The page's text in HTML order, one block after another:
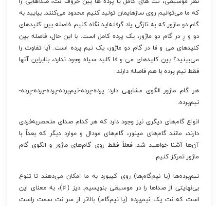
که ما می‌توانیم روی سازهایمان تولید کنیم محدود می‌کنند. بیایید به
گام دو ماژور که به تازگی یاد گرفته‌اید نگاه کنیم. فاصله بین کلیدهای
دو و رِ در گام دو ماژور، یک پرده کامل است. با این حال، فاصله بین
کلیدهای می و فا در گام دو ماژور، یک نیم پرده است. آیا تفاوت را
می‌بینید؟ بین کلیدهای می و فا کلید سیاه وجود ندارد، بنابراین آنها
فقط نیم پرده با هم فاصله دارند.
هر گام ماژور الگوی مشابهی دارد: پرده-پرده-نیم‌پرده-پرده-پرده-پرده-
نیم‌پرده.
انواع گام‌های دیگری نیز وجود دارد که هر کدام صدای منحصربه‌فردی
دارند، مانند گام‌های مینور، گام‌های مودال و موارد دیگر که بعداً با
آن‌ها آشنا خواهید شد. فعلاً فقط روی گام‌های ماژور و الگوی گام
ماژور تمرکز کنیم.
نیم‌پرده‌ها (یا نیم‌گام‌ها) روی کیبورد به ما امکان می‌دهند تا تنوع
بی‌نهایتی از صداها را در موسیقی بنویسیم. دیز (♯)، به معنای این
است که نت یک نیم‌پرده (یا نیم‌گام) بالاتر از سر نت سمت راست